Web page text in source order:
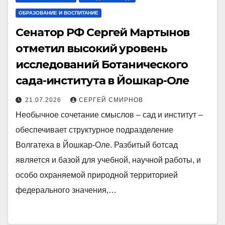
ОБРАЗОВАНИЕ И ВОСПИТАНИЕ
Сенатор РФ Сергей Мартынов
отметил высокий уровень
исследований Ботанического
сада-института в Йошкар-Оле
21.07.2026 СЕРГЕЙ СМИРНОВ
Необычное сочетание смыслов – сад и институт –
обеспечивает структурное подразделение
Волгатеха в Йошкар-Оле. Разбитый ботсад
является и базой для учебной, научной работы, и
особо охраняемой природной территорией
федерального значения,…